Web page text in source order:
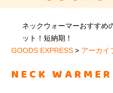
ネックウォーマーおすすめ
ット！短納期！
GOODS EXPRESS > アーカイ
NECK WARMER